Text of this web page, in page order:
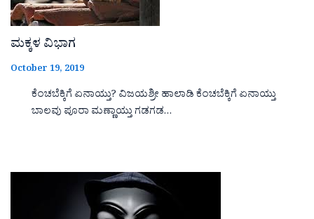
ಮಕ್ಕಳ ವಿಭಾಗ
October 19, 2019
ಕೆಂಚಬೆಕ್ಕಿಗೆ ಏನಾಯ್ತು? ವಿಜಯಶ್ರೀ ಹಾಲಾಡಿ ಕೆಂಚಬೆಕ್ಕಿಗೆ ಏನಾಯ್ತು
ಬಾಲವು ಪೂರಾ ಮಣ್ಣಾಯ್ತು ಗಡಗಡ…